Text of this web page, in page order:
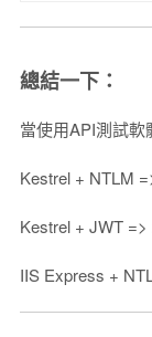
總結一下：
當使用API測試軟
Kestrel + NTLM
Kestrel + JWT =>
IIS Express +